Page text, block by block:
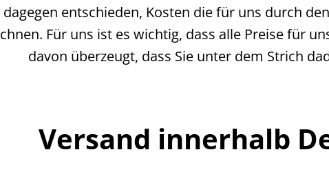
entschieden, Kosten die für uns durch
Für uns ist es wichtig, dass alle Preise für
davon überzeugt, dass Sie unter dem Strich
Versand innerhalb